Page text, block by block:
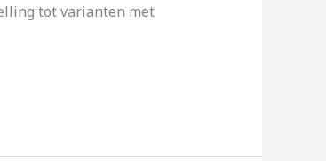
tot varianten met